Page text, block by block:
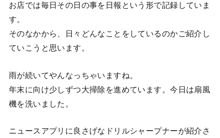
お店では毎日その日の事を日報という形で記録していま
す。
そのなかから、日々どんなことをしているのかご紹介し
ていこうと思います。
雨が続いてやんなっちゃいますね。
年末に向け少しずつ大掃除を進めています。今日は扇風
機を洗いました。
ニュースアプリに良さげなドリルシャープナーが紹介さ